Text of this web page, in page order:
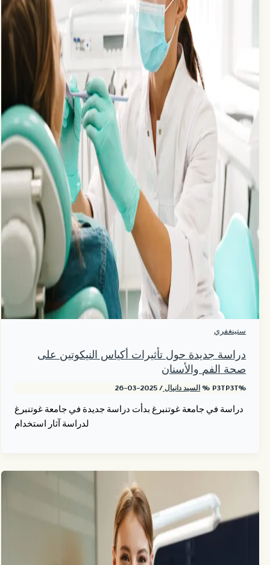
ستينغفري
دراسة جديدة حول تأثيرات أكياس النيكوتين على
صحة الفم والأسنان
%P3TP3T % السيد دانيال/
2025-03-26
دراسة في جامعة غوتنبرغ بدأت دراسة جديدة في جامعة غوتنبرغ
لدراسة آثار استخدام